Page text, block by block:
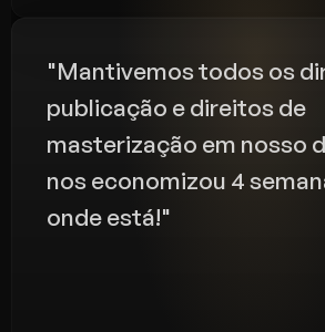
"Mantivemos todos os
publicação e direitos de
masterização em nosso
nos economizou 4
onde está!"